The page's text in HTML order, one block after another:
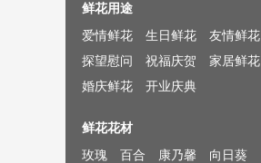
鲜花用途
爱情鲜花
生日鲜花
友情鲜花
探望慰问
祝福庆贺
家居鲜花
婚庆鲜花
开业庆典
鲜花花材
玫瑰
百合 康乃馨
向日葵